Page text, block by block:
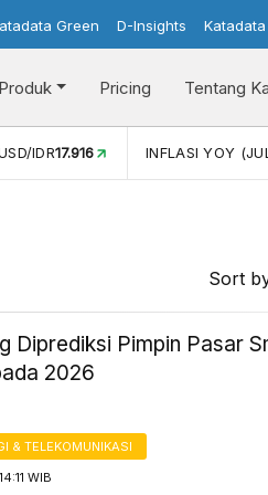
Green D-Insights
Produk Pricing Tentang
2,88% INFLASI MOM (JUL)-
Sort
Diprediksi Pimpin Pasar
2026
& TELEKOMUNIKASI
WIB